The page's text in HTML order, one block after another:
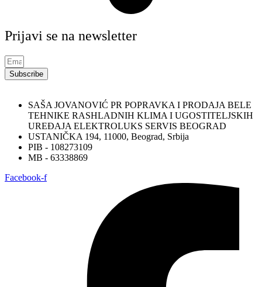
Prijavi se na newsletter
Subscribe
SAŠA JOVANOVIĆ PR POPRAVKA I PRODAJA BELE
TEHNIKE RASHLADNIH KLIMA I UGOSTITELJSKIH
UREĐAJA ELEKTROLUKS SERVIS BEOGRAD
USTANIČKA 194, 11000, Beograd, Srbija
PIB - 108273109
MB - 63338869
Facebook-f